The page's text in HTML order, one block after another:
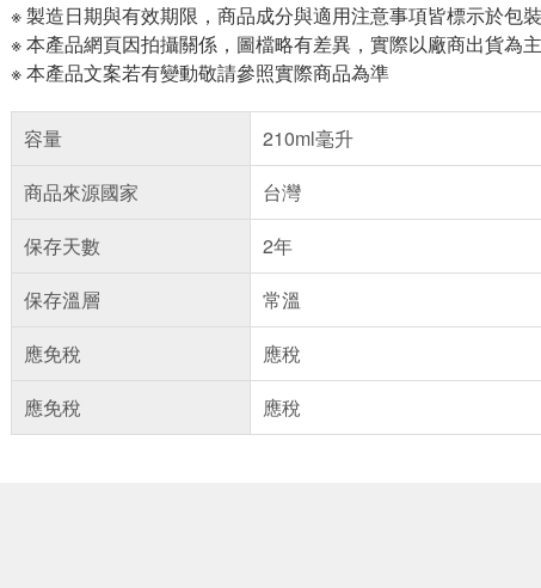
※ 製造日期與有效期限，商品成分與適用注意事項皆標示於包
※ 本產品網頁因拍攝關係，圖檔略有差異，實際以廠商出貨為主
※ 本產品文案若有變動敬請參照實際商品為準
容量
210ml毫升
商品來源國家
台灣
保存天數
2年
保存溫層
常溫
應免稅
應稅
應免稅
應稅